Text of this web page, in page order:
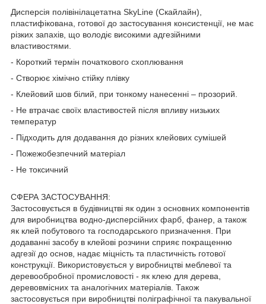
Дисперсія полівінілацетатна SkyLine (Скайлайн),
пластифікована, готової до застосування консистенції, не має
різких запахів, що володіє високими адгезійними
властивостями.
- Короткий термін початкового схоплювання
- Створює хімічно стійку плівку
- Клейовий шов білий, при тонкому нанесенні – прозорий.
- Не втрачає своїх властивостей після впливу низьких
температур
- Підходить для додавання до різних клейових сумішей
- Пожежобезпечний матеріал
- Не токсичний
СФЕРА ЗАСТОСУВАННЯ:
Застосовується в будівництві як один з основних компонентів
для виробництва водно-дисперсійних фарб, фанер, а також
як клей побутового та господарського призначення. При
додаванні засобу в клейові розчини сприяє покращенню
адгезії до основ, надає міцність та пластичність готової
конструкції. Використовується у виробництві меблевої та
деревообробної промисловості - як клею для дерева,
деревовмісних та аналогічних матеріалів. Також
застосовується при виробництві поліграфічної та пакувальної